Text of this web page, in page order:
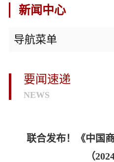
新闻中心
导航菜单
要闻速递
NEWS
联合发布！《中国
（